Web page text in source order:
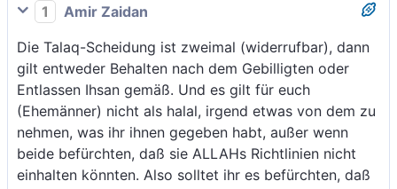
1
Amir Zaidan
Die Talaq-Scheidung ist zweimal (widerrufbar), dann
gilt entweder Behalten nach dem Gebilligten oder
Entlassen Ihsan gemäß. Und es gilt für euch
(Ehemänner) nicht als halal, irgend etwas von dem zu
nehmen, was ihr ihnen gegeben habt, außer wenn
beide befürchten, daß sie ALLAHs Richtlinien nicht
einhalten könnten. Also solltet ihr es befürchten, daß